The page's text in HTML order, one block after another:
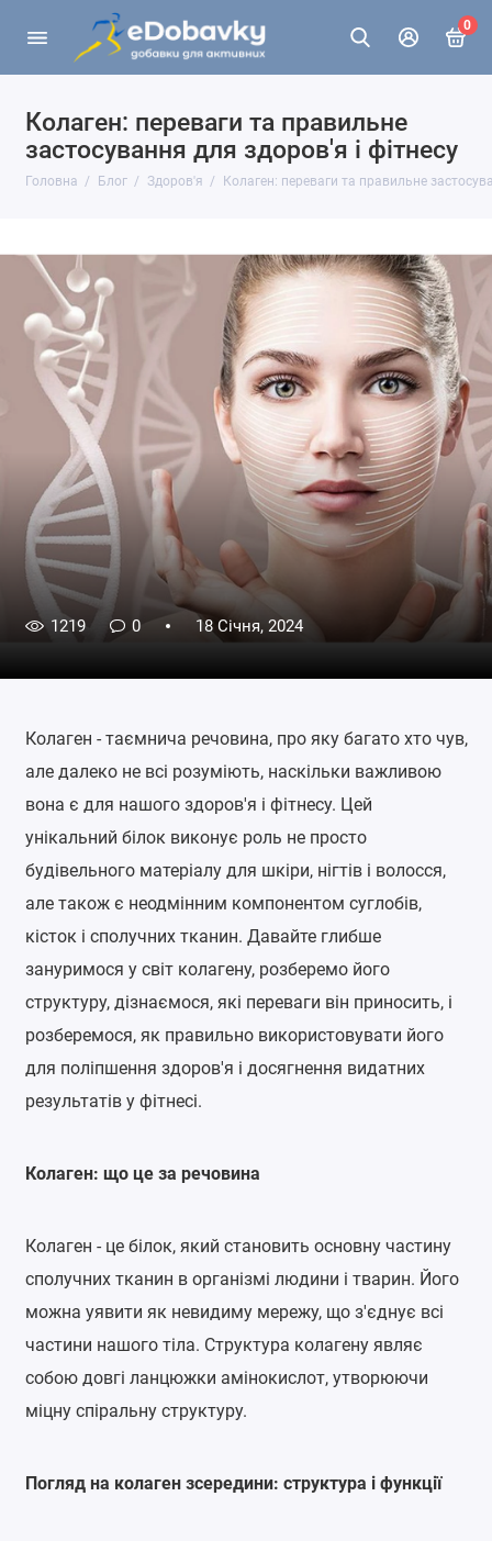
0
Колаген: переваги та правильне
застосування для здоров'я і фітнесу
Головна Блог Здоров'я Колаген: переваги та правильне
1219 0 18 Січня, 2024
Колаген - таємнича речовина, про яку багато хто чув,
але далеко не всі розуміють, наскільки важливою
вона є для нашого здоров'я і фітнесу. Цей
унікальний білок виконує роль не просто
будівельного матеріалу для шкіри, нігтів і волосся,
але також є неодмінним компонентом суглобів,
кісток і сполучних тканин. Давайте глибше
зануримося у світ колагену, розберемо його
структуру, дізнаємося, які переваги він приносить, і
розберемося, як правильно використовувати його
для поліпшення здоров'я і досягнення видатних
результатів у фітнесі.
Колаген: що це за речовина
Колаген - це білок, який становить основну частину
сполучних тканин в організмі людини і тварин. Його
можна уявити як невидиму мережу, що з'єднує всі
частини нашого тіла. Структура колагену являє
собою довгі ланцюжки амінокислот, утворюючи
міцну спіральну структуру.
Погляд на колаген зсередини: структура і функції